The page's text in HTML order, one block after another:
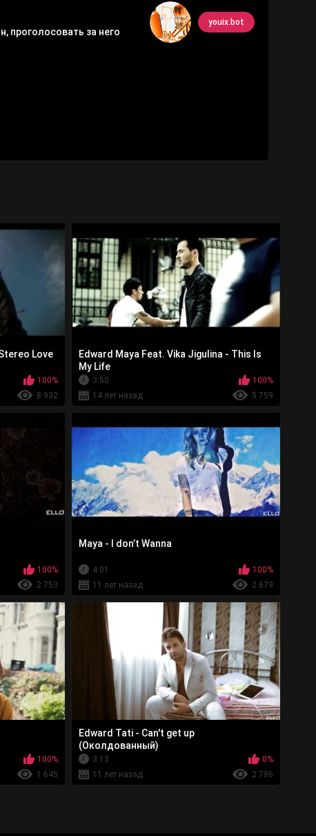
youix.bot
проголосовать за него
Love
100%
8 932
Edward Maya Feat. Vika Jigulina - This Is
My Life
3:50
100%
14 лет назад
5 759
100%
2 753
Maya - I don’t Wanna
4:01
100%
11 лет назад
2 679
100%
1 645
Edward Tati - Can't get up
(Околдованный)
3:13
0%
11 лет назад
2 786